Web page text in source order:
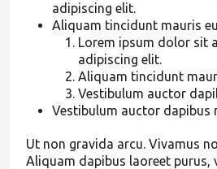
adipiscing elit.
Aliquam tincidunt mauris
Lorem ipsum dolor sit
adipiscing elit.
Aliquam tincidunt
Vestibulum auctor
Vestibulum auctor dapibus
Ut non gravida arcu. Vivamus
Aliquam dapibus laoreet purus,